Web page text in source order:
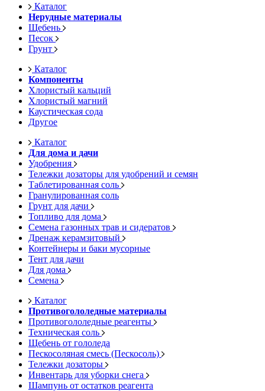
Каталог
Нерудные материалы
Щебень
Песок
Грунт
Каталог
Компоненты
Хлористый кальций
Хлористый магний
Каустическая сода
Другое
Каталог
Для дома и дачи
Удобрения
Тележки дозаторы для удобрений и семян
Таблетированная соль
Гранулированная соль
Грунт для дачи
Топливо для дома
Семена газонных трав и сидератов
Дренаж керамзитовый
Контейнеры и баки мусорные
Тент для дачи
Для дома
Семена
Каталог
Противогололедные материалы
Противогололедные реагенты
Техническая соль
Щебень от гололеда
Пескосоляная смесь (Пескосоль)
Тележки дозаторы
Инвентарь для уборки снега
Шампунь от остатков реагента